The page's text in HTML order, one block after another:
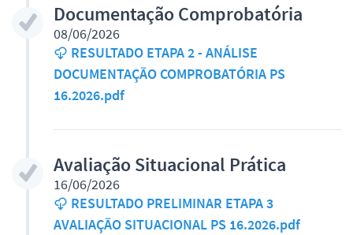
Documentação Comprobatória
08/06/2026
RESULTADO ETAPA 2 - ANÁLISE
DOCUMENTAÇÃO COMPROBATÓRIA PS
16.2026.pdf
Avaliação Situacional Prática
16/06/2026
RESULTADO PRELIMINAR ETAPA 3
AVALIAÇÃO SITUACIONAL PS 16.2026.pdf